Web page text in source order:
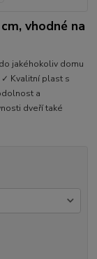
vhodné na
jakéhokoliv domu
Kvalitní plast s
a
dveří také